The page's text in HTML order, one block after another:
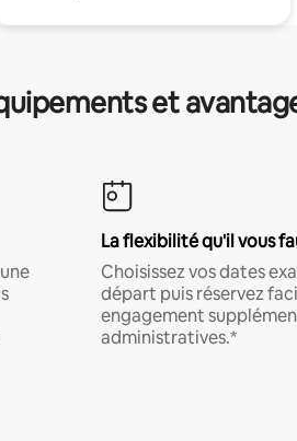
et
La flexibilité qu'il vous
Choisissez vos dates
départ puis réservez
engagement
administratives.*